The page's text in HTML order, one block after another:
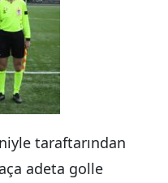
taraftarından
adeta golle